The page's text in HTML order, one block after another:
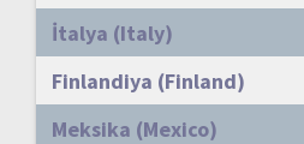
İtalya (Italy)
Finlandiya (Finland)
Meksika (Mexico)